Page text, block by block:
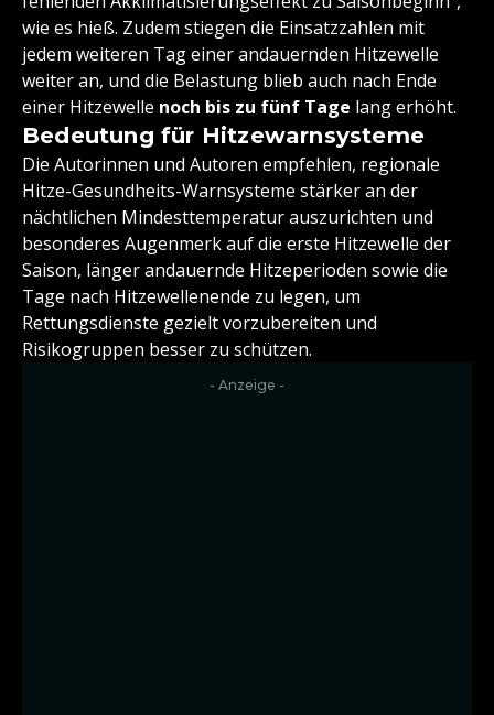
wie es hieß. Zudem stiegen die Einsatzzahlen mit
jedem weiteren Tag einer andauernden Hitzewelle
weiter an, und die Belastung blieb auch nach Ende
einer Hitzewelle noch bis zu fünf Tage lang erhöht.
Bedeutung für Hitzewarnsysteme
Die Autorinnen und Autoren empfehlen, regionale
Hitze-Gesundheits-Warnsysteme stärker an der
nächtlichen Mindesttemperatur auszurichten und
besonderes Augenmerk auf die erste Hitzewelle der
Saison, länger andauernde Hitzeperioden sowie die
Tage nach Hitzewellenende zu legen, um
Rettungsdienste gezielt vorzubereiten und
Risikogruppen besser zu schützen.
- Anzeige -